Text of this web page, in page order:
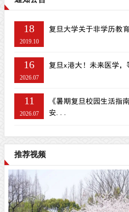
18
2019.10
复旦大学关于非学历教
16
2026.07
复旦x港大！未来医学，
11
2026.07
《暑期复旦校园生活指
安...
推荐视频